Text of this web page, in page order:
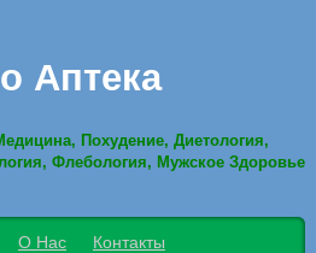
Аптека
Похудение, Диетология,
Флебология, Мужское Здоровье
О Нас Контакты